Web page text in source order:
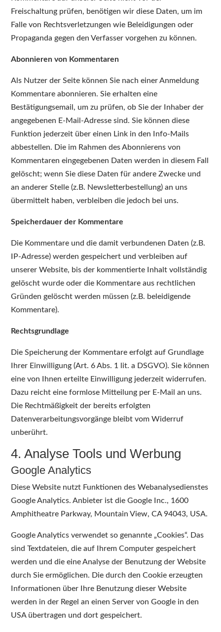
Freischaltung prüfen, benötigen wir diese Daten, um im
Falle von Rechtsverletzungen wie Beleidigungen oder
Propaganda gegen den Verfasser vorgehen zu können.
Abonnieren von Kommentaren
Als Nutzer der Seite können Sie nach einer Anmeldung
Kommentare abonnieren. Sie erhalten eine
Bestätigungsemail, um zu prüfen, ob Sie der Inhaber der
angegebenen E-Mail-Adresse sind. Sie können diese
Funktion jederzeit über einen Link in den Info-Mails
abbestellen. Die im Rahmen des Abonnierens von
Kommentaren eingegebenen Daten werden in diesem Fall
gelöscht; wenn Sie diese Daten für andere Zwecke und
an anderer Stelle (z.B. Newsletterbestellung) an uns
übermittelt haben, verbleiben die jedoch bei uns.
Speicherdauer der Kommentare
Die Kommentare und die damit verbundenen Daten (z.B.
IP-Adresse) werden gespeichert und verbleiben auf
unserer Website, bis der kommentierte Inhalt vollständig
gelöscht wurde oder die Kommentare aus rechtlichen
Gründen gelöscht werden müssen (z.B. beleidigende
Kommentare).
Rechtsgrundlage
Die Speicherung der Kommentare erfolgt auf Grundlage
Ihrer Einwilligung (Art. 6 Abs. 1 lit. a DSGVO). Sie können
eine von Ihnen erteilte Einwilligung jederzeit widerrufen.
Dazu reicht eine formlose Mitteilung per E-Mail an uns.
Die Rechtmäßigkeit der bereits erfolgten
Datenverarbeitungsvorgänge bleibt vom Widerruf
unberührt.
4. Analyse Tools und Werbung
Google Analytics
Diese Website nutzt Funktionen des Webanalysedienstes
Google Analytics. Anbieter ist die Google Inc., 1600
Amphitheatre Parkway, Mountain View, CA 94043, USA.
Google Analytics verwendet so genannte „Cookies“. Das
sind Textdateien, die auf Ihrem Computer gespeichert
werden und die eine Analyse der Benutzung der Website
durch Sie ermöglichen. Die durch den Cookie erzeugten
Informationen über Ihre Benutzung dieser Website
werden in der Regel an einen Server von Google in den
USA übertragen und dort gespeichert.